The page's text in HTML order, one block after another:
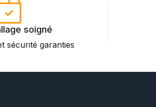
soigné
sécurité garanties